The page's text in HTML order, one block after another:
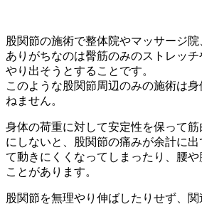
股関節の施術で整体院やマッサージ
ありがちなのは臀筋のみのストレッ
やり出そうとすることです。
このような股関節周辺のみの施術は
ねません。
身体の荷重に対して安定性を保って
にしないと、股関節の痛みが余計に
て動きにくくなってしまったり、腰や
ことがあります。
股関節を無理やり伸ばしたりせず、